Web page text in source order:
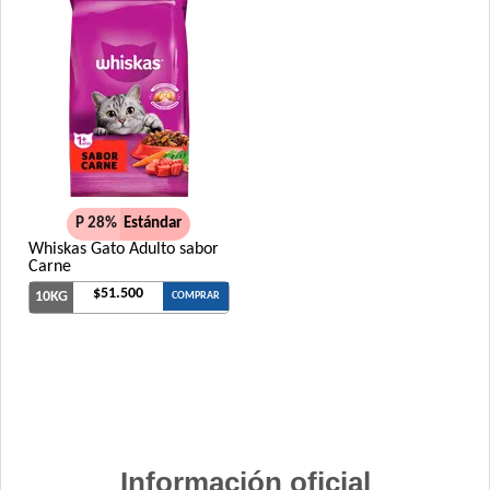
Whiskas Gato Adulto Castrado
Whiskas Gato Adulto sabor Carne
Whiskas Gato Adulto sabor Pescado
Whiskas Gato Adulto sabor Pollo
Zimpi Gato Adulto
P 28% Estándar
Whiskas Gato Adulto sabor
Carne
10KG $51.500 COMPRAR
Información oficial